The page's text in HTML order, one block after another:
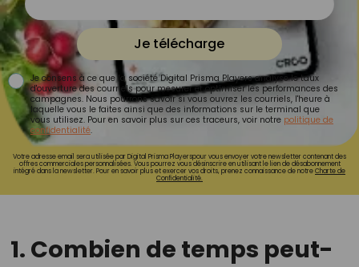
Je télécharge
Je consens à ce que la société Digital Prisma Players analyse le taux
d'ouverture des courriels pour mesurer et optimiser les performances des
campagnes. Nous pourrons savoir si vous ouvrez les courriels, l'heure à
laquelle vous le faites ainsi que des informations sur le terminal que
vous utilisez. Pour en savoir plus sur ces traceurs, voir notre politique de
confidentialité.
Votre adresse email sera utilisée par Digital Prisma Playerspour vous envoyer votre newsletter contenant des
offres commerciales personnalisées. Vous pourrez vous désinscrire en utilisant le lien de désabonnement
intégré dans la newsletter. Pour en savoir plus et exercer vos droits, prenez connaissance de notreCharte de
Confidentialité.
1. Combien de temps peut-